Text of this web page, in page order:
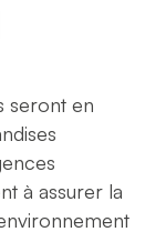
seront en
à assurer la